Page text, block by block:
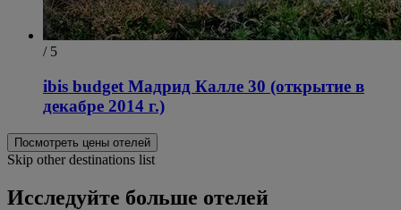
/ 5
ibis budget Мадрид Калле 30 (открытие в
декабре 2014 г.)
Посмотреть цены отелей
Skip other destinations list
Исследуйте больше отелей